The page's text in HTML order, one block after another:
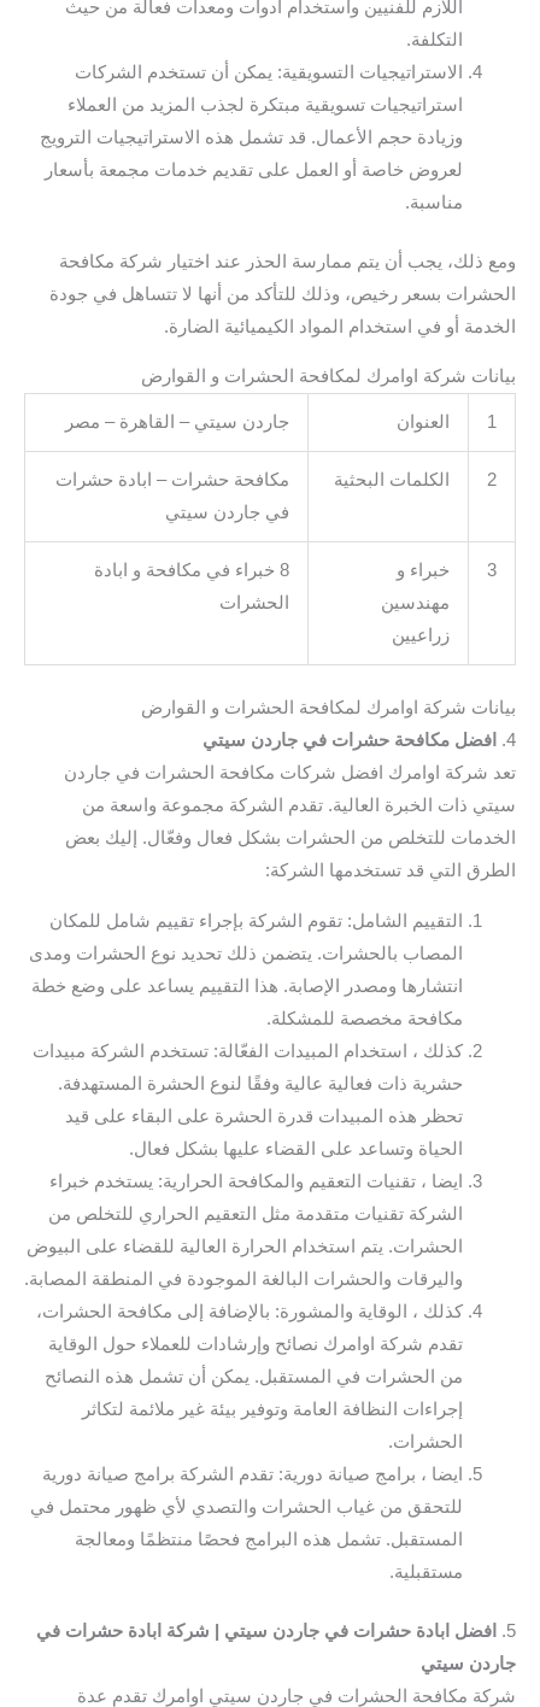
اللازم للفنيين واستخدام أدوات ومعدات فعالة من حيث
التكلفة.
الاستراتيجيات التسويقية: يمكن أن تستخدم الشركات
استراتيجيات تسويقية مبتكرة لجذب المزيد من العملاء
وزيادة حجم الأعمال. قد تشمل هذه الاستراتيجيات الترويج
لعروض خاصة أو العمل على تقديم خدمات مجمعة بأسعار
مناسبة.
ومع ذلك، يجب أن يتم ممارسة الحذر عند اختيار شركة مكافحة
الحشرات بسعر رخيص، وذلك للتأكد من أنها لا تتساهل في جودة
الخدمة أو في استخدام المواد الكيميائية الضارة.
بيانات شركة اوامرك لمكافحة الحشرات و القوارض
1 العنوان جاردن سيتي – القاهرة – مصر
2 الكلمات البحثية
مكافحة حشرات – ابادة حشرات
في جاردن سيتي
3
خبراء و
مهندسين
زراعيين
8 خبراء في مكافحة و ابادة
الحشرات
بيانات شركة اوامرك لمكافحة الحشرات و القوارض
4.
افضل مكافحة حشرات في جاردن سيتي
تعد شركة اوامرك افضل شركات مكافحة الحشرات في جاردن
سيتي ذات الخبرة العالية. تقدم الشركة مجموعة واسعة من
الخدمات للتخلص من الحشرات بشكل فعال وفعّال. إليك بعض
الطرق التي قد تستخدمها الشركة:
التقييم الشامل: تقوم الشركة بإجراء تقييم شامل للمكان
المصاب بالحشرات. يتضمن ذلك تحديد نوع الحشرات ومدى
انتشارها ومصدر الإصابة. هذا التقييم يساعد على وضع خطة
مكافحة مخصصة للمشكلة.
كذلك ، استخدام المبيدات الفعّالة: تستخدم الشركة مبيدات
حشرية ذات فعالية عالية وفقًا لنوع الحشرة المستهدفة.
تحظر هذه المبيدات قدرة الحشرة على البقاء على قيد
الحياة وتساعد على القضاء عليها بشكل فعال.
ايضا ، تقنيات التعقيم والمكافحة الحرارية: يستخدم خبراء
الشركة تقنيات متقدمة مثل التعقيم الحراري للتخلص من
الحشرات. يتم استخدام الحرارة العالية للقضاء على البيوض
واليرقات والحشرات البالغة الموجودة في المنطقة المصابة.
كذلك ، الوقاية والمشورة: بالإضافة إلى مكافحة الحشرات،
تقدم شركة اوامرك نصائح وإرشادات للعملاء حول الوقاية
من الحشرات في المستقبل. يمكن أن تشمل هذه النصائح
إجراءات النظافة العامة وتوفير بيئة غير ملائمة لتكاثر
الحشرات.
ايضا ، برامج صيانة دورية: تقدم الشركة برامج صيانة دورية
للتحقق من غياب الحشرات والتصدي لأي ظهور محتمل في
المستقبل. تشمل هذه البرامج فحصًا منتظمًا ومعالجة
مستقبلية.
5.
افضل ابادة حشرات في جاردن سيتي | شركة ابادة حشرات في
جاردن سيتي
شركة مكافحة الحشرات في جاردن سيتي اوامرك تقدم عدة